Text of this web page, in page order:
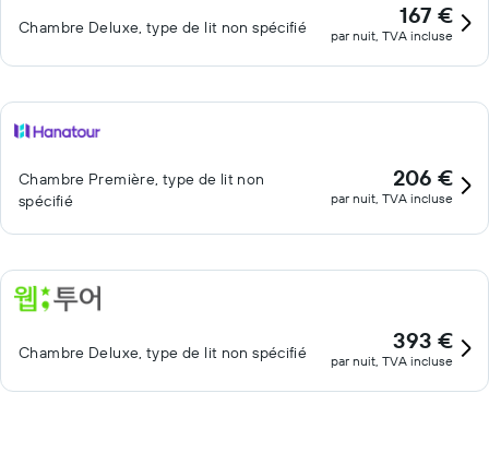
Chambre Deluxe, type de lit non spécifié 167 €
par nuit, TVA incluse
Chambre Première, type de lit non
spécifié
206 €
par nuit, TVA incluse
Chambre Deluxe, type de lit non spécifié 393 €
par nuit, TVA incluse